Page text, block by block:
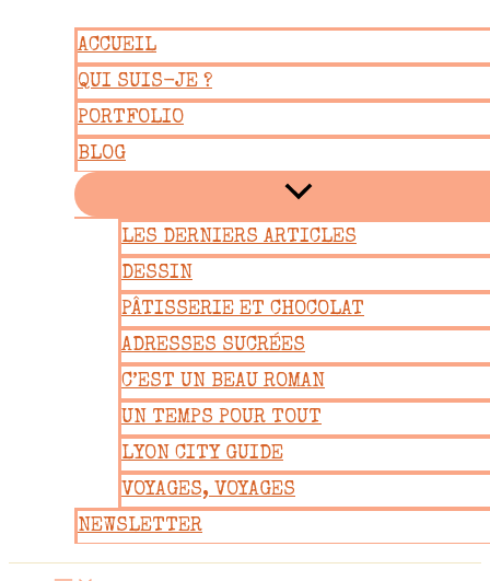
contenu
ACCUEIL
QUI SUIS-JE ?
PORTFOLIO
BLOG
LES DERNIERS ARTICLES
DESSIN
PÂTISSERIE ET CHOCOLAT
ADRESSES SUCRÉES
C’EST UN BEAU ROMAN
UN TEMPS POUR TOUT
LYON CITY GUIDE
VOYAGES, VOYAGES
NEWSLETTER